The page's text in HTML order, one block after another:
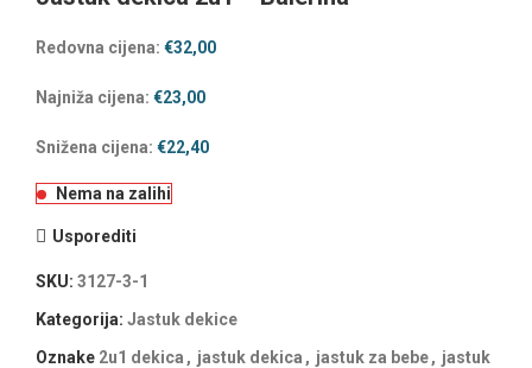
Redovna cijena: €32,00
Najniža cijena: €23,00
Snižena cijena: €22,40
Nema na zalihi
Usporediti
SKU: 3127-3-1
Kategorija: Jastuk dekice
Oznake 2u1 dekica , jastuk dekica , jastuk za bebe, jastuk